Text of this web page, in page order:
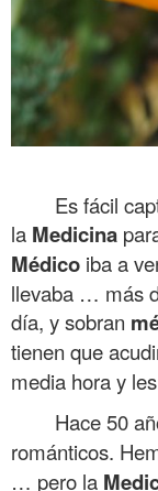
Es fácil
la Medicina
Médico iba a
llevaba … más
día, y sobran
tienen que
media hora y
Hace 50
románticos.
… pero la